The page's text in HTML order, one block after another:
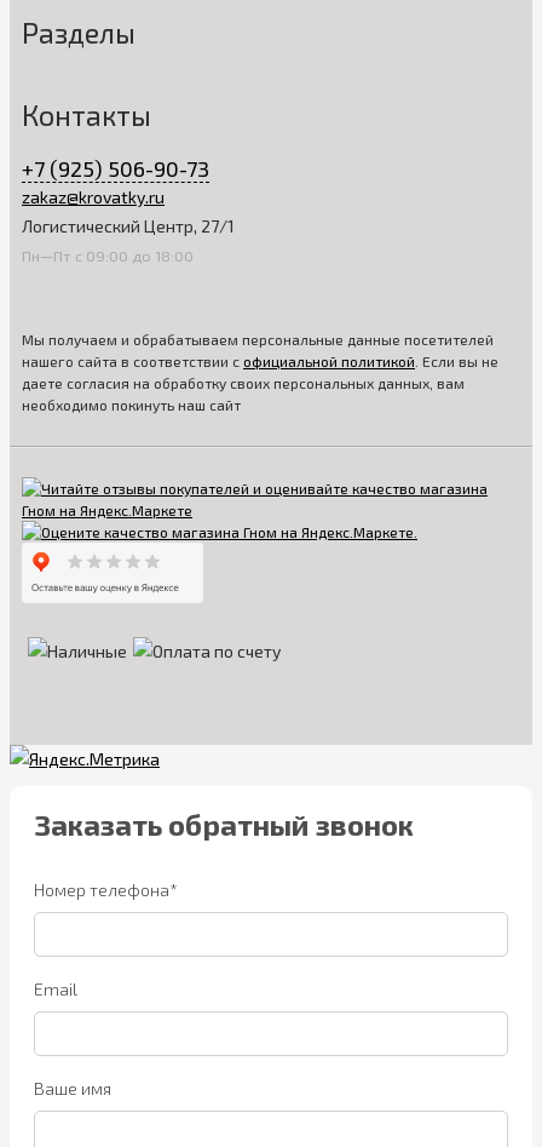
Разделы
Контакты
+7 (925) 506-90-73
zakaz@krovatky.ru
Логистический Центр, 27/1
Пн—Пт с 09:00 до 18:00
Мы получаем и обрабатываем персональные данные посетителей
нашего сайта в соответствии с официальной политикой . Если вы не
даете согласия на обработку своих персональных данных, вам
необходимо покинуть наш сайт
Заказать обратный звонок
Номер телефона*
Email
Ваше имя